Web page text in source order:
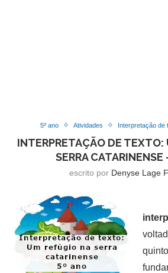
5º ano Atividades Interpretação de
INTERPRETAÇÃO DE TEXTO:
SERRA CATARINENSE
escrito por Denyse Lage